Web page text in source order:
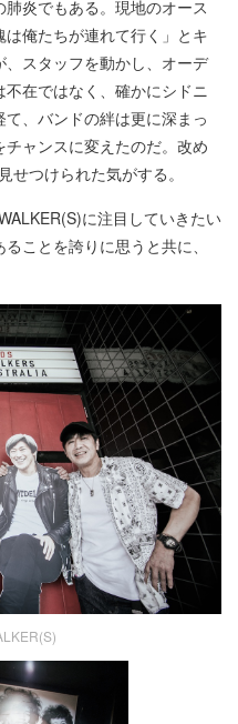
炎でもある。現地のオース
は俺たちが連れて行く」とキ
スタッフを動かし、オーデ
在ではなく、確かにシドニ
、バンドの絆は更に深まっ
ャンスに変えたのだ。改め
せつけられた気がする。
に注目していきたい
ことを誇りに思うと共に、